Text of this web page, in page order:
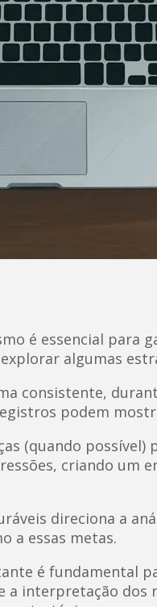
é essencial para
algumas
consistente,
podem
(quando
criando um
direciona a
a essas metas.
é fundamental
a interpretação dos